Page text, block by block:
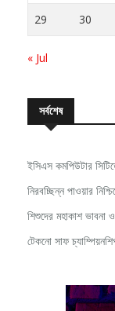
29 30
« Jul
সর্বশেষ
ইসিএস কমপিউটার
নিরবচ্ছিন্ন পাওয়ার
শিশুদের মহাকাশ
টেকনো সাফ